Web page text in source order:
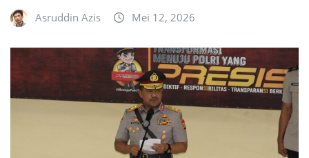
Asruddin Azis Mei 12, 2026